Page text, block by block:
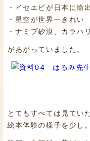
・イセエビが日本に輸
・星空が世界一きれい
・ナミブ砂漠、カラハ
があがっていました。
とてもすべては見てい
絵本体験の様子を少し。